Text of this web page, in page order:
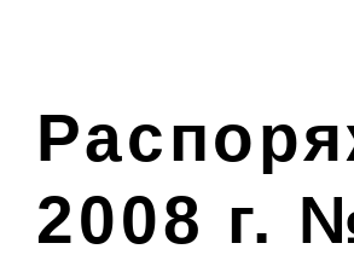
2008 г.